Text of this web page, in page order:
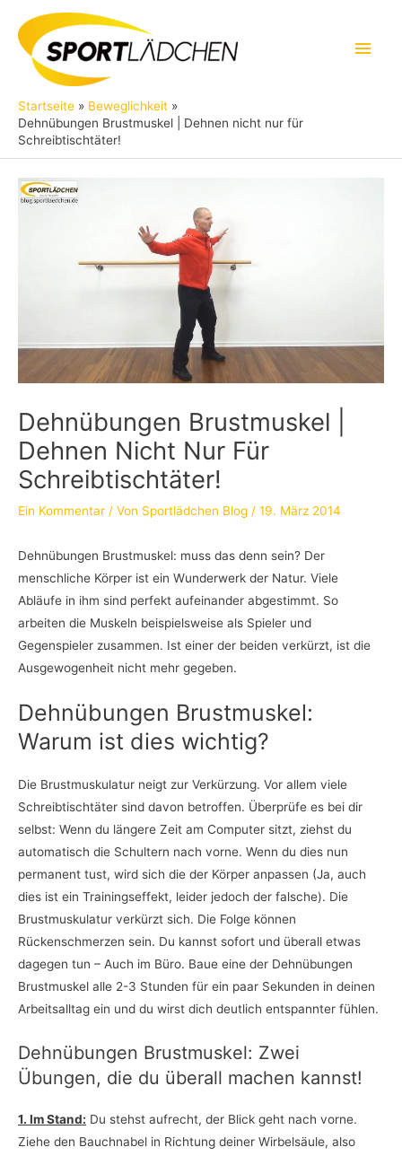
Inhalt
springen
Startseite
Beweglichkeit
Dehnübungen Brustmuskel | Dehnen nicht nur für
Schreibtischtäter!
Dehnübungen Brustmuskel |
Dehnen Nicht Nur Für
Schreibtischtäter!
Ein Kommentar / Von Sportlädchen Blog / 19. März 2014
Dehnübungen Brustmuskel: muss das denn sein? Der
menschliche Körper ist ein Wunderwerk der Natur. Viele
Abläufe in ihm sind perfekt aufeinander abgestimmt. So
arbeiten die Muskeln beispielsweise als Spieler und
Gegenspieler zusammen. Ist einer der beiden verkürzt, ist die
Ausgewogenheit nicht mehr gegeben.
Dehnübungen Brustmuskel:
Warum ist dies wichtig?
Die Brustmuskulatur neigt zur Verkürzung. Vor allem viele
Schreibtischtäter sind davon betroffen. Überprüfe es bei dir
selbst: Wenn du längere Zeit am Computer sitzt, ziehst du
automatisch die Schultern nach vorne. Wenn du dies nun
permanent tust, wird sich die der Körper anpassen (Ja, auch
dies ist ein Trainingseffekt, leider jedoch der falsche). Die
Brustmuskulatur verkürzt sich. Die Folge können
Rückenschmerzen sein. Du kannst sofort und überall etwas
dagegen tun – Auch im Büro. Baue eine der Dehnübungen
Brustmuskel alle 2-3 Stunden für ein paar Sekunden in deinen
Arbeitsalltag ein und du wirst dich deutlich entspannter fühlen.
Dehnübungen Brustmuskel: Zwei
Übungen, die du überall machen kannst!
1. Im Stand: Du stehst aufrecht, der Blick geht nach vorne.
Ziehe den Bauchnabel in Richtung deiner Wirbelsäule, also